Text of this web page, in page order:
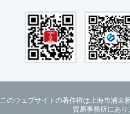
このウェブサイトの著作権は上海市浦東
貿易事務所にあり